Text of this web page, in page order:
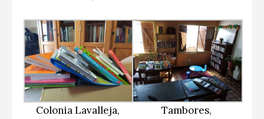
Colonia Lavalleja,
Tambores,